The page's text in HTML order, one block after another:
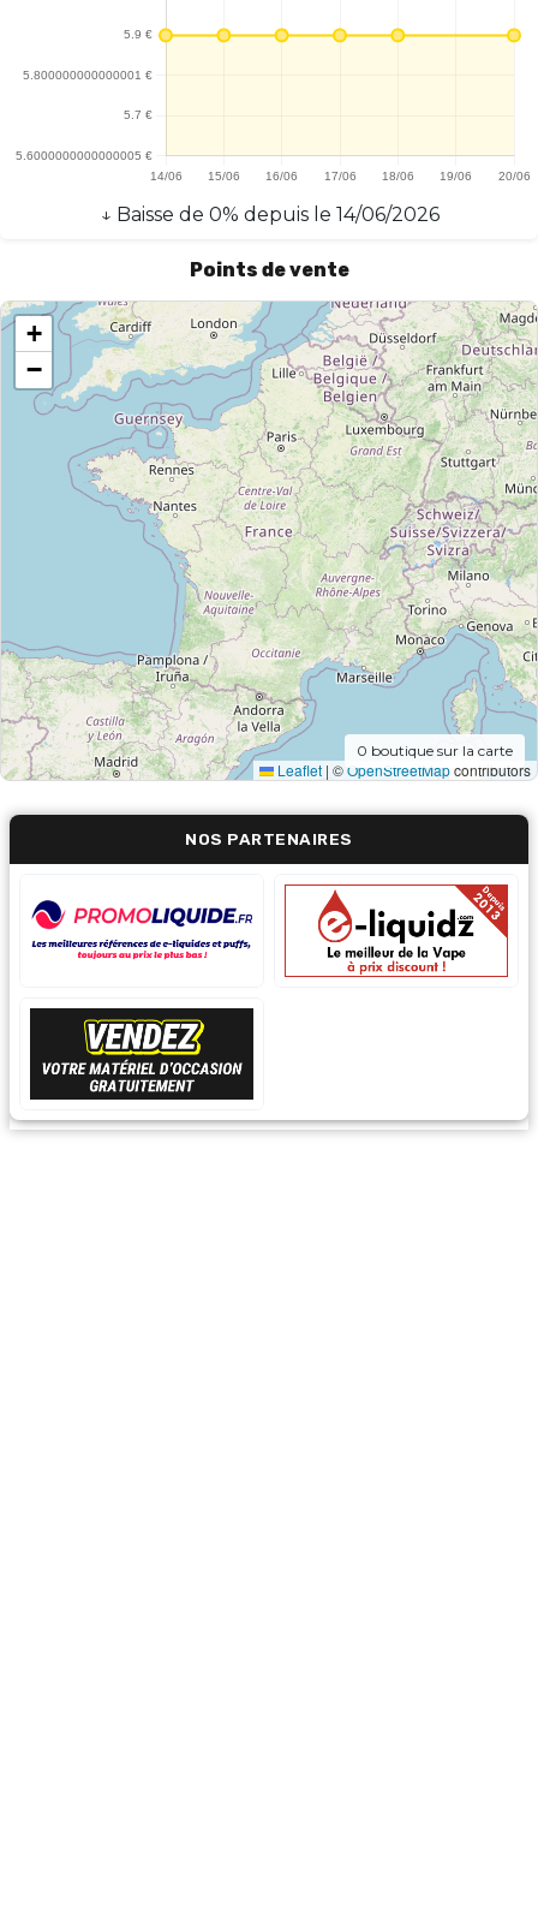
↓ Baisse de 0% depuis le 14/06/2026
Points de vente
+
−
Leaflet | ©OpenStreetMapcontributors
0 boutique sur la carte
NOS PARTENAIRES